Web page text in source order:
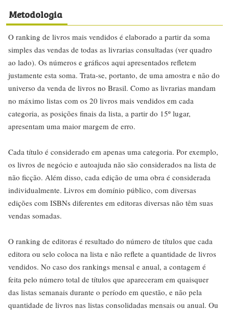
Metodologia
O ranking de livros mais vendidos é elaborado a partir da soma
simples das vendas de todas as livrarias consultadas (ver quadro
ao lado). Os números e gráficos aqui apresentados refletem
justamente esta soma. Trata-se, portanto, de uma amostra e não do
universo da venda de livros no Brasil. Como as livrarias mandam
no máximo listas com os 20 livros mais vendidos em cada
categoria, as posições finais da lista, a partir do 15º lugar,
apresentam uma maior margem de erro.
Cada título é considerado em apenas uma categoria. Por exemplo,
os livros de negócio e autoajuda não são considerados na lista de
não ficção. Além disso, cada edição de uma obra é considerada
individualmente. Livros em domínio público, com diversas
edições com ISBNs diferentes em editoras diversas não têm suas
vendas somadas.
O ranking de editoras é resultado do número de títulos que cada
editora ou selo coloca na lista e não reflete a quantidade de livros
vendidos. No caso dos rankings mensal e anual, a contagem é
feita pelo número total de títulos que apareceram em quaisquer
das listas semanais durante o período em questão, e não pela
quantidade de livros nas listas consolidadas mensais ou anual. Ou